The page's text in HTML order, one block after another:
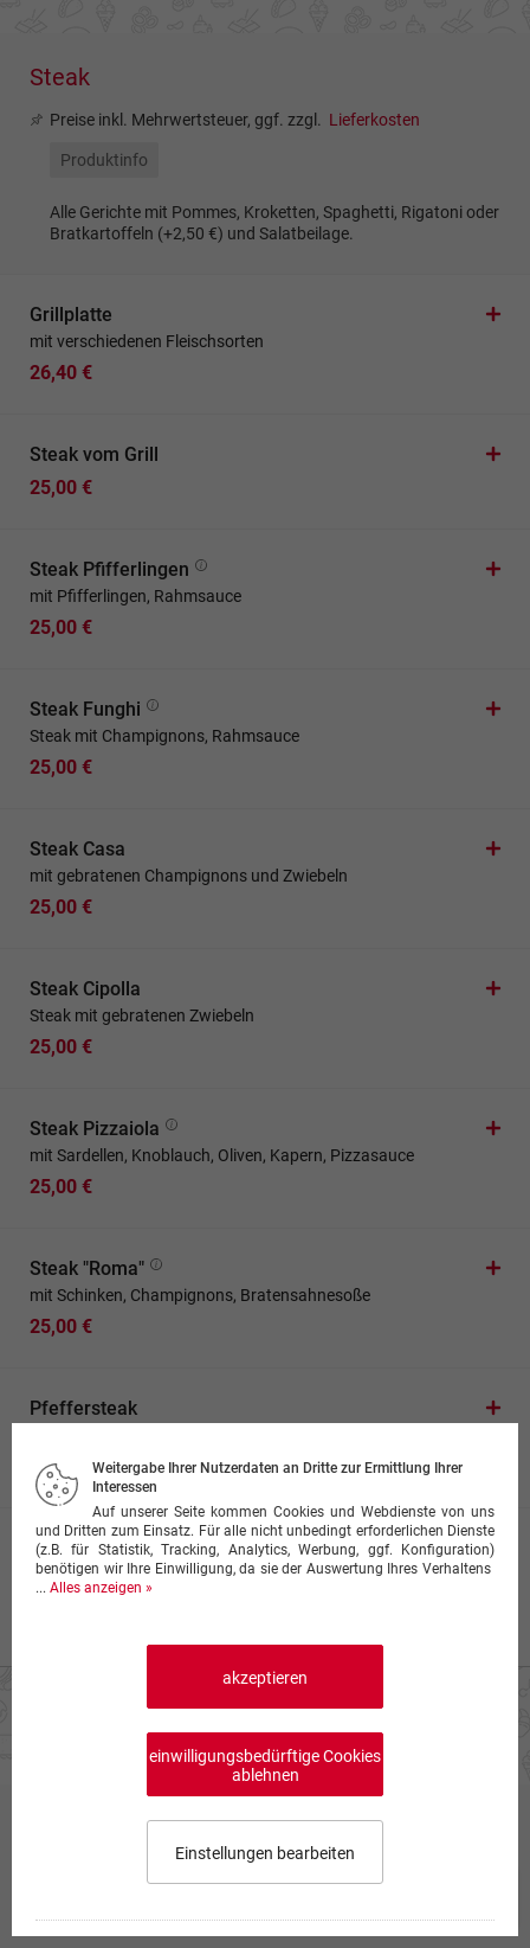
Steak
Preise inkl. Mehrwertsteuer, ggf. zzgl. Lieferkosten
Produktinfo
Alle Gerichte mit Pommes, Kroketten, Spaghetti, Rigatoni oder
Bratkartoffeln (+2,50 €) und Salatbeilage.
Grillplatte
mit verschiedenen Fleischsorten
26,40 €
Steak vom Grill
25,00 €
Steak Pfifferlingen
mit Pfifferlingen, Rahmsauce
25,00 €
Steak Funghi
Steak mit Champignons, Rahmsauce
25,00 €
Steak Casa
mit gebratenen Champignons und Zwiebeln
25,00 €
Steak Cipolla
Steak mit gebratenen Zwiebeln
25,00 €
Steak Pizzaiola
mit Sardellen, Knoblauch, Oliven, Kapern, Pizzasauce
25,00 €
Steak "Roma"
mit Schinken, Champignons, Bratensahnesoße
25,00 €
Pfeffersteak
25,00 €
Rigosteak
mit Champignons, Zwiebeln, Paprika und Kräuterbutter
(scharf)
Weitergabe Ihrer Nutzerdaten an Dritte zur Ermittlung Ihrer
Interessen
Auf unserer Seite kommen Cookies und Webdienste von uns
und Dritten zum Einsatz. Für alle nicht unbedingt erforderlichen Dienste
(z.B. für Statistik, Tracking, Analytics, Werbung, ggf. Konfiguration)
benötigen wir Ihre Einwilligung, da sie der Auswertung Ihres Verhaltens
... Alles anzeigen »
akzeptieren
einwilligungsbedürftige Cookies
ablehnen
Einstellungen bearbeiten